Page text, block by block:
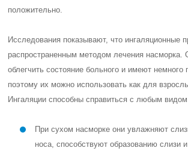
положительно.
Исследования показывают, что ингаляционные
распространенным методом лечения насморка.
облегчить состояние больного и имеют немного
поэтому их можно использовать как для
Ингаляции способны справиться с любым
При сухом насморке они увлажняют
носа, способствуют образованию слизи